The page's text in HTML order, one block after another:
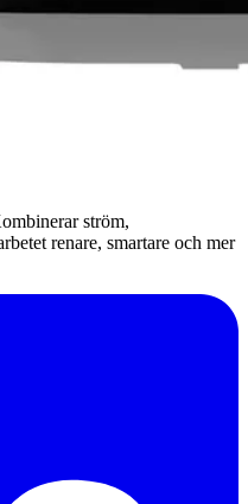
ström,
renare, smartare och mer